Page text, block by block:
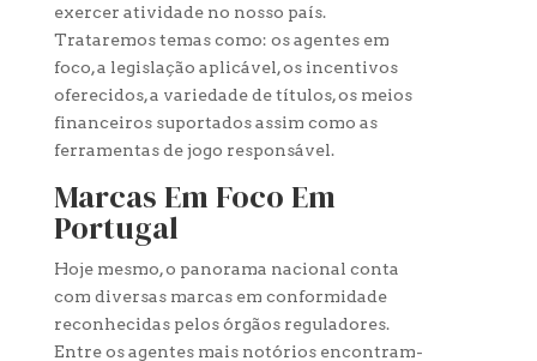
exercer atividade no nosso país.
Trataremos temas como: os agentes em
foco, a legislação aplicável, os incentivos
oferecidos, a variedade de títulos, os meios
financeiros suportados assim como as
ferramentas de jogo responsável.
Marcas Em Foco Em
Portugal
Hoje mesmo, o panorama nacional conta
com diversas marcas em conformidade
reconhecidas pelos órgãos reguladores.
Entre os agentes mais notórios encontram-